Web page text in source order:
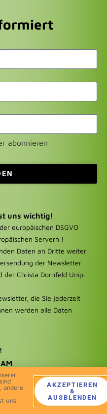
abonnieren
uns wichtig!
europäischen DSGVO
Servern !
Daten an Dritte weiter
der Newsletter
der Christa Dornfeld Unip.
die Sie jederzeit
werden alle Daten
Christa Dornfeld Unipessoal LDA
andere
uns
AKZEPTIEREN
&
AUSBLENDEN